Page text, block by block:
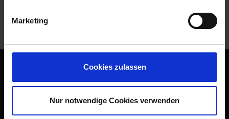
Marketing
Cookies zulassen
Nur notwendige Cookies verwenden
Sie keine Neuigkeit oder Aktion mehr von Siebenrock.
Newsletter abonnieren